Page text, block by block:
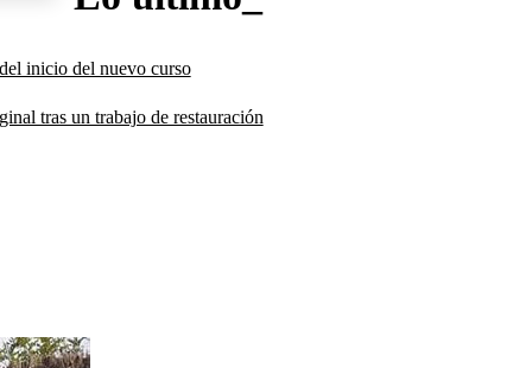
inicio del nuevo curso
tras un trabajo de restauración